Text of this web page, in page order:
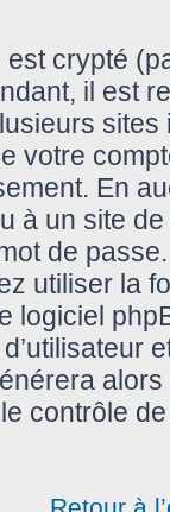
crypté
il est
votre
En
à un site
de
utiliser la
logiciel
contrôle